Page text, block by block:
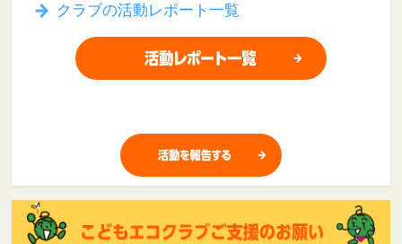
クラブの活動レポート一覧